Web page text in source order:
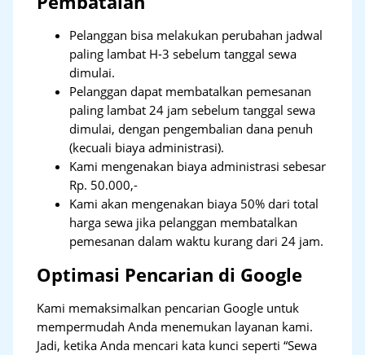
Pelanggan bisa melakukan perubahan jadwal
paling lambat H-3 sebelum tanggal sewa
dimulai.
Pelanggan dapat membatalkan pemesanan
paling lambat 24 jam sebelum tanggal sewa
dimulai, dengan pengembalian dana penuh
(kecuali biaya administrasi).
Kami mengenakan biaya administrasi sebesar
Rp. 50.000,-
Kami akan mengenakan biaya 50% dari total
harga sewa jika pelanggan membatalkan
pemesanan dalam waktu kurang dari 24 jam.
Optimasi Pencarian di Google
Kami memaksimalkan pencarian Google untuk
mempermudah Anda menemukan layanan kami.
Jadi, ketika Anda mencari kata kunci seperti “Sewa